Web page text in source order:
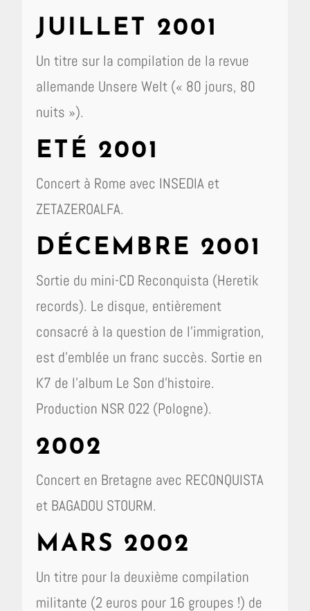
JUILLET 2001
Un titre sur la compilation de la revue
allemande Unsere Welt (« 80 jours, 80
nuits »).
ETÉ 2001
Concert à Rome avec INSEDIA et
ZETAZEROALFA.
DÉCEMBRE 2001
Sortie du mini-CD Reconquista (Heretik
records). Le disque, entièrement
consacré à la question de l’immigration,
est d’emblée un franc succès. Sortie en
K7 de l’album Le Son d’histoire.
Production NSR 022 (Pologne).
2002
Concert en Bretagne avec RECONQUISTA
et BAGADOU STOURM.
MARS 2002
Un titre pour la deuxième compilation
militante (2 euros pour 16 groupes !) de